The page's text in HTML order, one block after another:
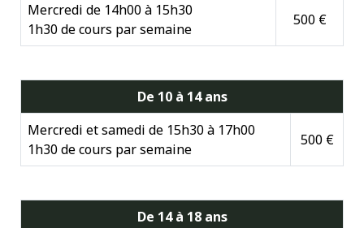
Mercredi de 14h00 à 15h30
1h30 de cours par semaine
500 €
De 10 à 14 ans
Mercredi et samedi de 15h30 à 17h00
1h30 de cours par semaine
500 €
De 14 à 18 ans